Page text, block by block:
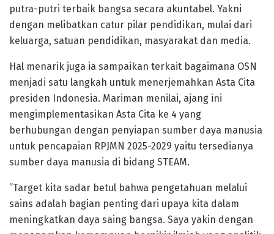
putra-putri terbaik bangsa secara akuntabel. Yakni
dengan melibatkan catur pilar pendidikan, mulai dari
keluarga, satuan pendidikan, masyarakat dan media.
Hal menarik juga ia sampaikan terkait bagaimana OSN
menjadi satu langkah untuk menerjemahkan Asta Cita
presiden Indonesia. Mariman menilai, ajang ini
mengimplementasikan Asta Cita ke 4 yang
berhubungan dengan penyiapan sumber daya manusia
untuk pencapaian RPJMN 2025-2029 yaitu tersedianya
sumber daya manusia di bidang STEAM.
”Target kita sadar betul bahwa pengetahuan melalui
sains adalah bagian penting dari upaya kita dalam
meningkatkan daya saing bangsa. Saya yakin dengan